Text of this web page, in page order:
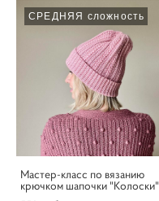
СРЕДНЯЯ сложность
Мастер-класс по вязанию
крючком шапочки "Колоски"